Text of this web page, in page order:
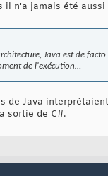
il n'a jamais été
Java est de
de l'exécution…
de Java
sortie de C#.